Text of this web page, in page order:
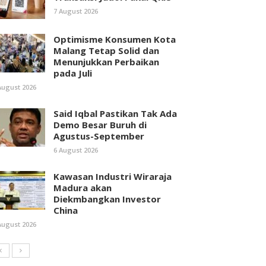
7 August 2026
Optimisme Konsumen Kota
Malang Tetap Solid dan
Menunjukkan Perbaikan
pada Juli
2026
Said Iqbal Pastikan Tak Ada
Demo Besar Buruh di
Agustus-September
6 August 2026
Kawasan Industri Wiraraja
Madura akan
Diekmbangkan Investor
China
2026